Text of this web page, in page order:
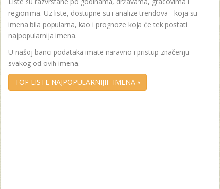
Liste su razvrstane po godinama, državama, gradovima i
regionima. Uz liste, dostupne su i analize trendova - koja su
imena bila popularna, kao i prognoze koja će tek postati
najpopularnija imena.
U našoj banci podataka imate naravno i pristup značenju
svakog od ovih imena.
TOP LISTE NAJPOPULARNIJIH IMENA »